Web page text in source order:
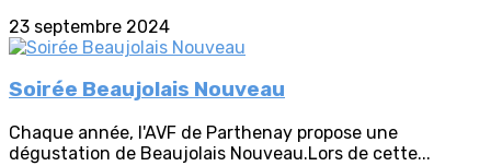
23 septembre 2024
Soirée Beaujolais Nouveau
Chaque année, l'AVF de Parthenay propose une
dégustation de Beaujolais Nouveau.Lors de cette...